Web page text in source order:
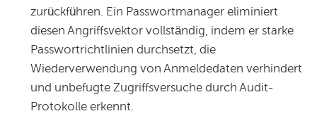
zurückführen. Ein Passwortmanager eliminiert
diesen Angriffsvektor vollständig, indem er starke
Passwortrichtlinien durchsetzt, die
Wiederverwendung von Anmeldedaten verhindert
und unbefugte Zugriffsversuche durch Audit-
Protokolle erkennt.